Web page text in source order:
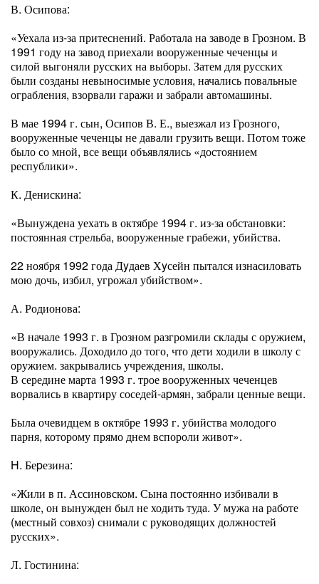
В. Осипова:
«Уехала из-за притеснений. Работала на заводе в Грозном. В
1991 году на завод приехали вооруженные чеченцы и
силой выгоняли русских на выборы. Затем для русских
были созданы невыносимые условия, начались повальные
ограбления, взорвали гаражи и забрали автомашины.
В мае 1994 г. сын, Осипов В. Е., выезжал из Грозного,
вооруженные чеченцы не давали грузить вещи. Потом тоже
было со мной, все вещи объявлялись «достоянием
республики».
К. Денискина:
«Вынуждена уехать в октябре 1994 г. из-за обстановки:
постоянная стрельба, вооруженные грабежи, убийства.
22 ноября 1992 года Дyдаев Хyсейн пытался изнасиловать
мою дочь, избил, угрожал убийством».
А. Родионова:
«В начале 1993 г. в Грозном разгромили склады с оружием,
вооружались. Доходило до того, что дети ходили в школу с
оружием. закрывались учреждения, школы.
В середине марта 1993 г. трое вооруженных чеченцев
ворвались в квартиру соседей-аpмян, забрали ценные вещи.
Была очевидцем в октябре 1993 г. убийства молодого
парня, которому прямо днем вспороли живот».
H. Беpезина:
«Жили в п. Ассиновском. Сына постоянно избивали в
школе, он вынужден был не ходить туда. У мужа на работе
(местный совхоз) снимали с руководящих должностей
русских».
Л. Гостинина: